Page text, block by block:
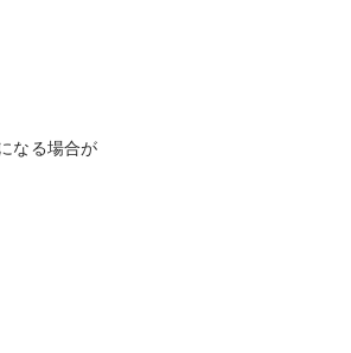
なる場合が